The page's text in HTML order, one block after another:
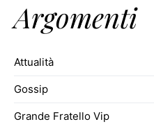
Argomenti
Attualità
Gossip
Grande Fratello Vip